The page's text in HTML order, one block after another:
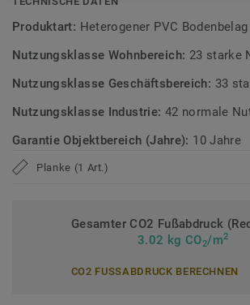
Alle Dekore der Kollektion iD Classics 55
versendet.*
* Gilt nur für Standardformate. Mini-Planks
sind ausgenommen.
Erfahren Sie mehr über Tarkett
Produktart: Heterogener PVC Bodenbelag
Nutzungsklasse Wohnbereich: 23 starke
Nutzungsklasse Geschäftsbereich: 33
Nutzungsklasse Industrie: 42 normale
Garantie Objektbereich (Jahre): 10 Jahre
Planke (1 Art.)
Gesamter CO2 Fußabdruck
3.02 kg CO2/m2
CO2 FUSSABDRUCK BERECHNEN